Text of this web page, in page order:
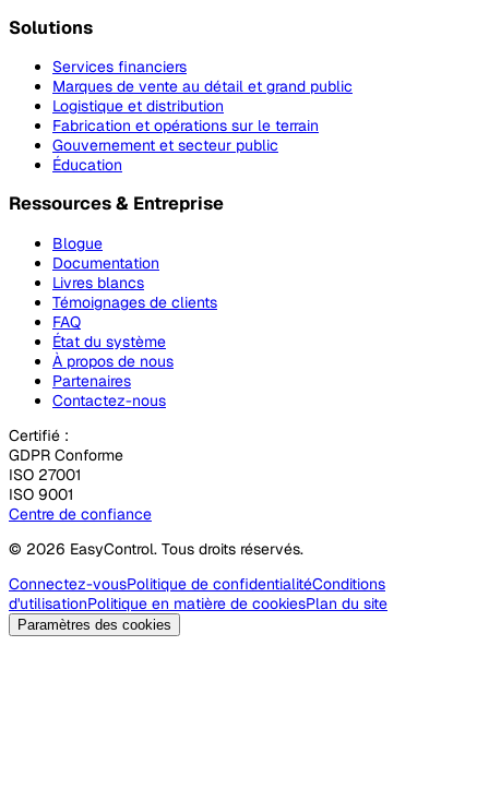
Solutions
Services financiers
Marques de vente au détail et grand public
Logistique et distribution
Fabrication et opérations sur le terrain
Gouvernement et secteur public
Éducation
Ressources & Entreprise
Blogue
Documentation
Livres blancs
Témoignages de clients
FAQ
État du système
À propos de nous
Partenaires
Contactez-nous
Certifié :
GDPR Conforme
ISO 27001
ISO 9001
Centre de confiance
© 2026 EasyControl. Tous droits réservés.
Connectez-vousPolitique de confidentialitéConditions
d'utilisationPolitique en matière de cookiesPlan du site
Paramètres des cookies